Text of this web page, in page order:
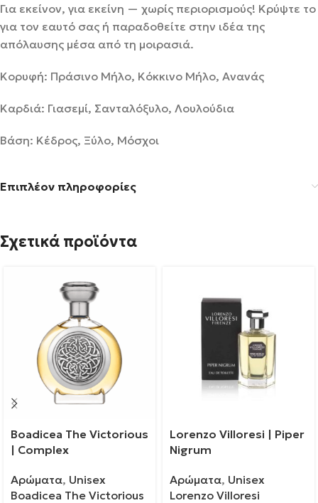
Για εκείνον, για εκείνη — χωρίς περιορισμούς! Κρύψτε το
για τον εαυτό σας ή παραδοθείτε στην ιδέα της
απόλαυσης μέσα από τη μοιρασιά.
Κορυφή: Πράσινο Μήλο, Κόκκινο Μήλο, Ανανάς
Καρδιά: Γιασεμί, Σανταλόξυλο, Λουλούδια
Βάση: Κέδρος, Ξύλο, Μόσχοι
Επιπλέον πληροφορίες
Σχετικά προϊόντα
Boadicea The Victorious
| Complex
Αρώματα, Unisex
Boadicea The Victorious
Lorenzo Villoresi | Piper
Nigrum
Αρώματα, Unisex
Lorenzo Villoresi